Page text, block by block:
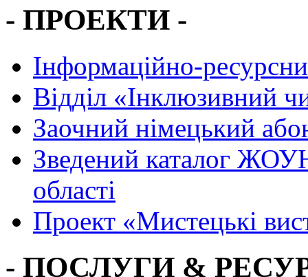
- ПРОЕКТИ -
Інформаційно-
Вiддiл «Інклюзивний
Заочний німецький
Зведений каталог
області
Проект «Мистецькі
- ПОСЛУГИ &